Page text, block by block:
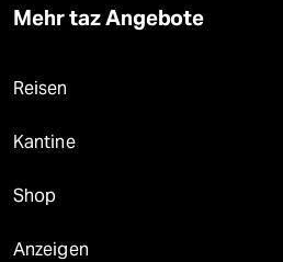
Mehr taz Angebote
Reisen
Kantine
Shop
Anzeigen